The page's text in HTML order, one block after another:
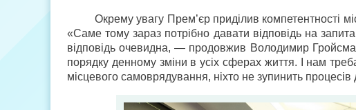
Окрему увагу Прем’єр приділив компетентності
«Саме тому зараз потрібно давати відповідь на
відповідь очевидна, — продовжив Володимир
порядку денному зміни в усіх сферах життя. І нам
місцевого самоврядування, ніхто не зупинить